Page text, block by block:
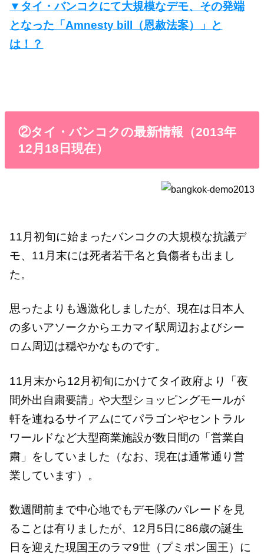
▼タイ・バンコクにて大規模なデモ、その発端
となった「Amnesty bill（恩赦法案）」と
は！？
②タイ・バンコクの最新情報（2013年
12月18日現在）
11月初旬に始まったバンコクの大規模な抗議デ
モ、11月末には死者若干名と負傷者も出まし
た。
思ったよりも過激化しましたが、現在は日本人
の多いアソークからエカマイ駅周辺およびシー
ロム周辺は穏やかなものです。
11月末から12月初旬にかけてタイ政府より「夜
間外出自粛要請」や大型ショッピングモールが
軒を連ねるサイアムにてパラゴンやセントラル
ワールドなど大型商業施設が数日間の「営業自
粛」をしていました（なお、現在は通常通り営
業しています）。
数週間前まで中心地でもデモ隊のパレードを見
ることは有りましたが、12月5日に86歳の誕生
日を迎えた現国王のラマ9世（プミポン国王）に